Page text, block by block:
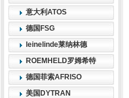
意大利ATOS
德国FSG
leinelinde莱纳林德
ROEMHELD罗姆希特
德国菲索AFRISO
美国DYTRAN